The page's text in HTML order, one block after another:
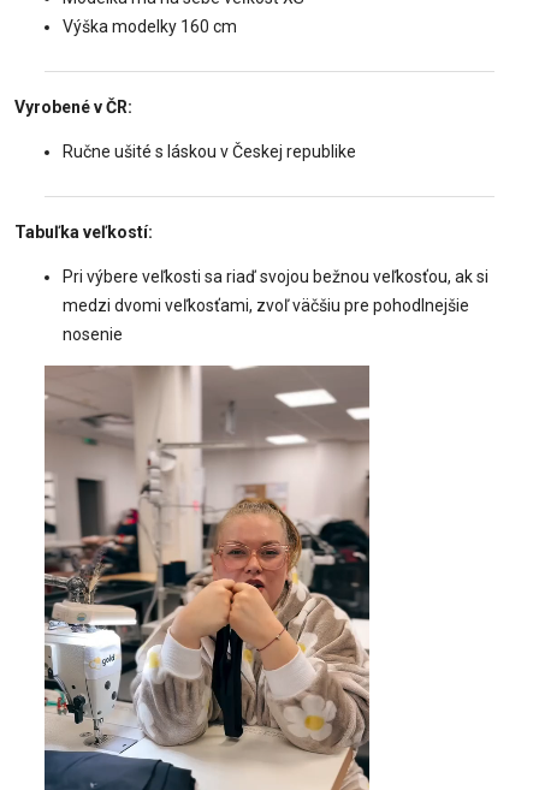
Výška modelky 160 cm
Vyrobené v ČR:
Ručne ušité s láskou v Českej republike
Tabuľka veľkostí:
Pri výbere veľkosti sa riaď svojou bežnou veľkosťou, ak si
medzi dvomi veľkosťami, zvoľ väčšiu pre pohodlnejšie
nosenie